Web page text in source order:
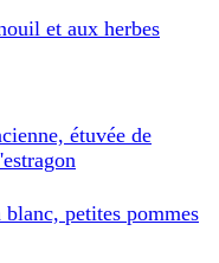
et aux herbes
étuvée de
petites pommes